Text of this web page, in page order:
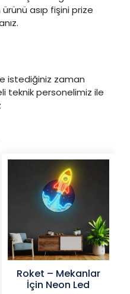
asıp fişini prize
istediğiniz zaman
teknik personelimiz ile
Roket – Mekanlar
İçin Neon Led